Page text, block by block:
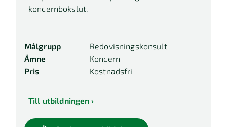
koncernbokslut.
Målgrupp
Redovisningskonsult
Ämne
Koncern
Pris
Kostnadsfri
Till utbildningen